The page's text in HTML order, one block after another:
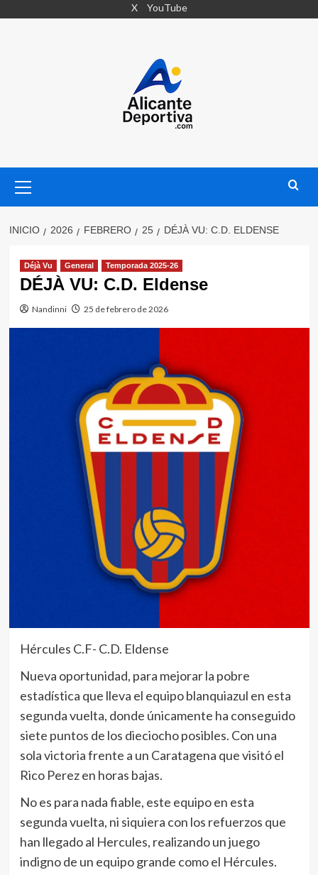
X YouTube
primario
INICIO 2026 FEBRERO 25 DÉJÀ VU: C.D. ELDENSE
Déjà Vu General Temporada 2025-26
DÉJÀ VU: C.D. Eldense
Nandinni 25 de febrero de 2026
Hércules C.F- C.D. Eldense
Nueva oportunidad, para mejorar la pobre
estadística que lleva el equipo blanquiazul en esta
segunda vuelta, donde únicamente ha conseguido
siete puntos de los dieciocho posibles. Con una
sola victoria frente a un Caratagena que visitó el
Rico Perez en horas bajas.
No es para nada fiable, este equipo en esta
segunda vuelta, ni siquiera con los refuerzos que
han llegado al Hercules, realizando un juego
indigno de un equipo grande como el Hércules.